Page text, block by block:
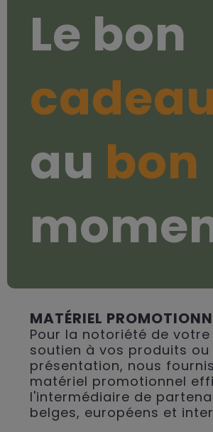
Le bon
au bon
MATÉRIEL
Pour la notoriété de
soutien à vos produits ou
présentation, nous
matériel promotionnel
l'intermédiaire de
belges, européens et